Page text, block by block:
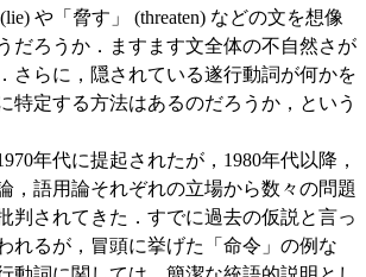
や「脅す」 (threaten) などの文を想像
だろうか．ますます文全体の不自然さが
さらに，隠されている遂行動詞が何かを
特定する方法はあるのだろうか，という
年代に提起されたが，1980年代以降，
，語用論それぞれの立場から数々の問題
判されてきた．すでに過去の仮説と言っ
れるが，冒頭に挙げた「命令」の例な